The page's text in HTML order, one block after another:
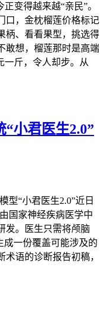
变得越来越“亲民”。
口，金枕榴莲价格标记
柄、看看果型，挑选得
敢想，榴莲那时是高端
一斤，令人却步。从
小君医生2.0”
型“小君医生2.0”近日
国家神经疾病医学中
发。医生只需将颅脑
成一份覆盖可能涉及的
术语的诊断报告初稿，